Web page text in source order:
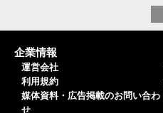
企業情報
運営会社
利用規約
媒体資料・広告掲載のお問い合わ
せ